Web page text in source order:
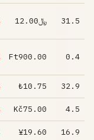
﷼12.00 31.5
Ft900.00 0.4
₺10.75 32.9
Kč75.00 4.5
¥19.60 16.9